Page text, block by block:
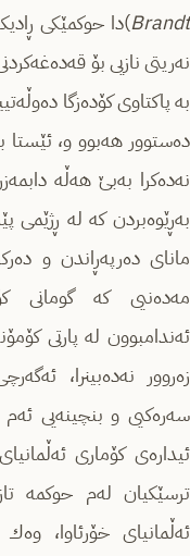
Brandt)دا حوكمێكی
نەریتی نازیی بۆ
بە پاكتاوی كۆدەزگا
دەستوور هەبوو و، ئێستا
نەدەكرا بەبێ هەڵە
بەڕێوەبردن كە لە ڕژێمی
مانای دەرپەڕاندن و
مەدەنیی كە گومانی
زەروور نەدەبینرا،
سەرەكیی و بنچینەیی ئەم
ئیدارەى كۆماری
ترسێكیان لەم حوكمە
ئەڵمانیای خۆرئاوا،